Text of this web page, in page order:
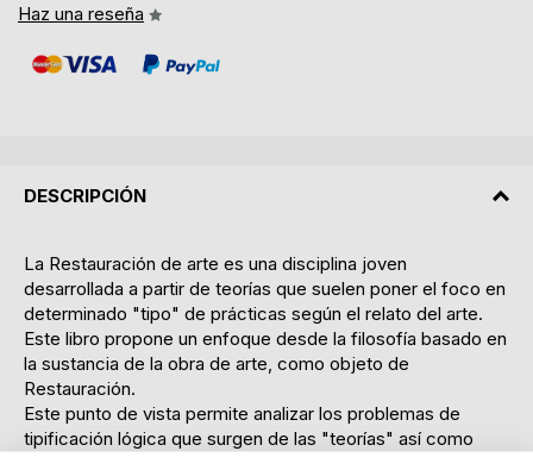
Haz una reseña
DESCRIPCIÓN
La Restauración de arte es una disciplina joven
desarrollada a partir de teorías que suelen poner el foco en
determinado "tipo" de prácticas según el relato del arte.
Este libro propone un enfoque desde la filosofía basado en
la sustancia de la obra de arte, como objeto de
Restauración.
Este punto de vista permite analizar los problemas de
tipificación lógica que surgen de las "teorías" así como